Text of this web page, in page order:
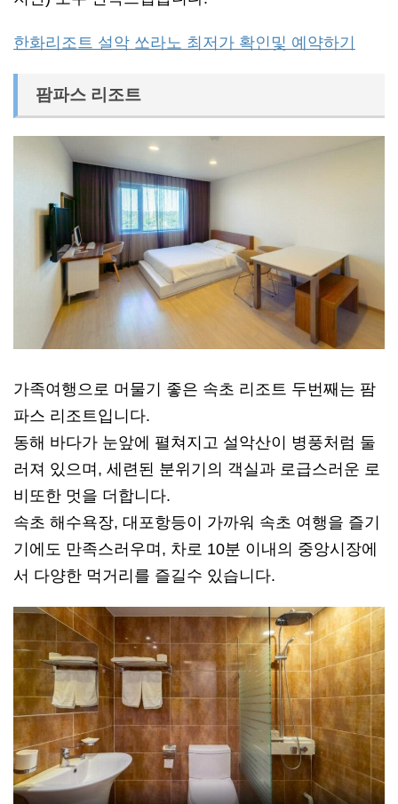
한화리조트 설악 쏘라노 최저가 확인및 예약하기
팜파스 리조트
가족여행으로 머물기 좋은 속초 리조트 두번째는 팜
파스 리조트입니다.
동해 바다가 눈앞에 펼쳐지고 설악산이 병풍처럼 둘
러져 있으며, 세련된 분위기의 객실과 로급스러운 로
비또한 멋을 더합니다.
속초 해수욕장, 대포항등이 가까워 속초 여행을 즐기
기에도 만족스러우며, 차로 10분 이내의 중앙시장에
서 다양한 먹거리를 즐길수 있습니다.